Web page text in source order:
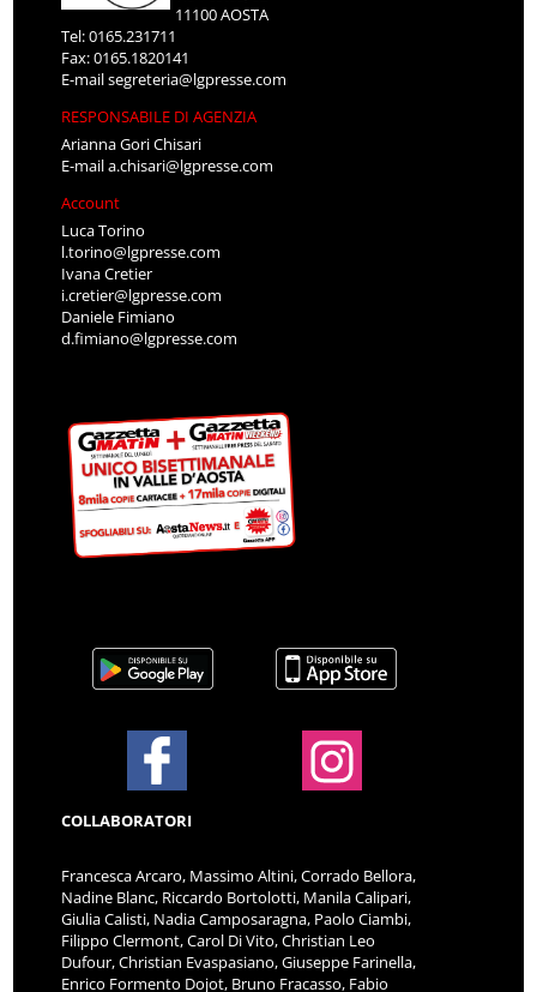
11100 AOSTA
Tel: 0165.231711
Fax: 0165.1820141
E-mailsegreteria@lgpresse.com
RESPONSABILE DI AGENZIA
Arianna Gori Chisari
E-maila.chisari@lgpresse.com
Account
Luca Torino
l.torino@lgpresse.com
Ivana Cretier
i.cretier@lgpresse.com
Daniele Fimiano
d.fimiano@lgpresse.com
COLLABORATORI
Francesca Arcaro, Massimo Altini, Corrado Bellora,
Nadine Blanc, Riccardo Bortolotti, Manila Calipari,
Giulia Calisti, Nadia Camposaragna, Paolo Ciambi,
Filippo Clermont, Carol Di Vito, Christian Leo
Dufour, Christian Evaspasiano, Giuseppe Farinella,
Enrico Formento Dojot, Bruno Fracasso, Fabio